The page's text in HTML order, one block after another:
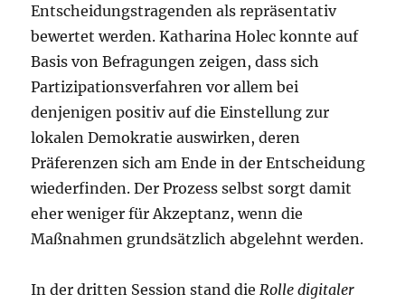
Entscheidungstragenden als repräsentativ
bewertet werden. Katharina Holec konnte auf
Basis von Befragungen zeigen, dass sich
Partizipationsverfahren vor allem bei
denjenigen positiv auf die Einstellung zur
lokalen Demokratie auswirken, deren
Präferenzen sich am Ende in der Entscheidung
wiederfinden. Der Prozess selbst sorgt damit
eher weniger für Akzeptanz, wenn die
Maßnahmen grundsätzlich abgelehnt werden.
In der dritten Session stand die Rolle digitaler